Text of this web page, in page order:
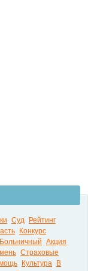
Суд
Рейтинг
Конкурс
Больничный Акция
Страховые
Культура
В